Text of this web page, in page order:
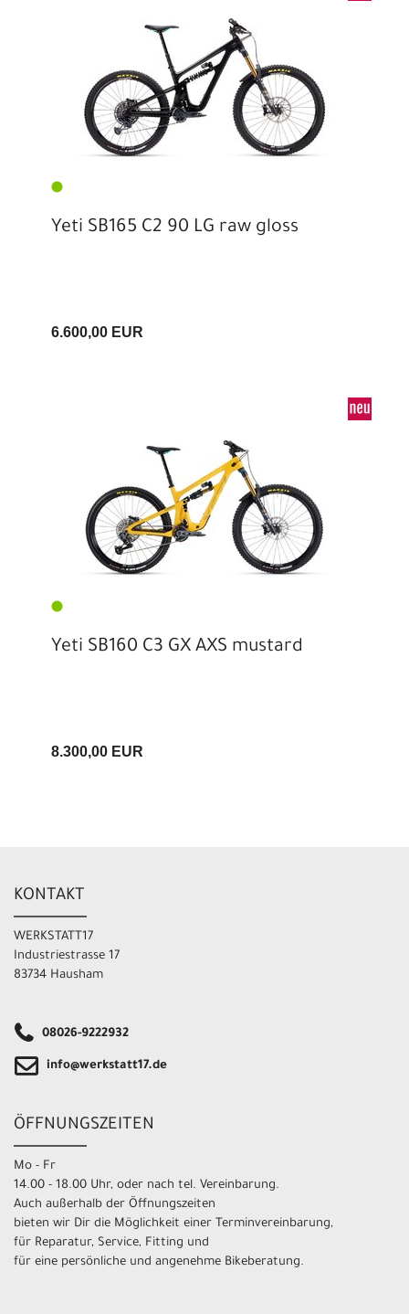
Yeti SB165 C2 90 LG raw gloss
6.600,00 EUR
Yeti SB160 C3 GX AXS mustard
8.300,00 EUR
KONTAKT
WERKSTATT17
Industriestrasse 17
83734 Hausham
08026-9222932
info@werkstatt17.de
ÖFFNUNGSZEITEN
Mo - Fr
14.00 - 18.00 Uhr, oder nach tel. Vereinbarung.
Auch außerhalb der Öffnungszeiten
bieten wir Dir die Möglichkeit einer Terminvereinbarung,
für Reparatur, Service, Fitting und
für eine persönliche und angenehme Bikeberatung.